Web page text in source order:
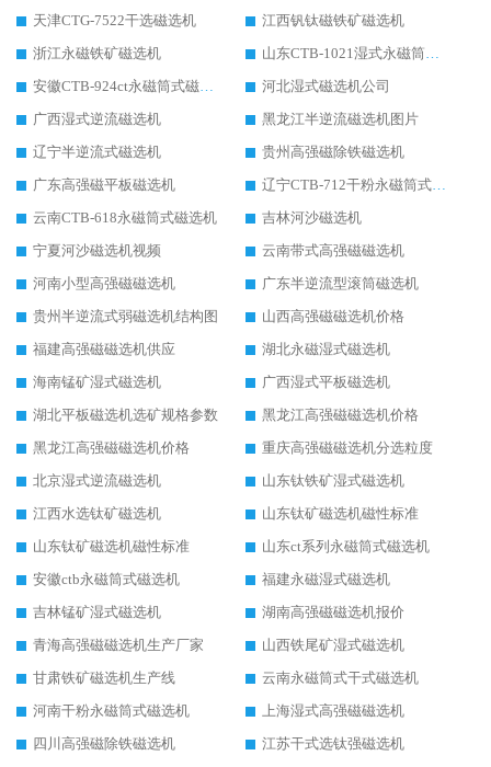
天津CTG-7522干选磁选机
江西钒钛磁铁矿磁选机
浙江永磁铁矿磁选机
山东CTB-1021湿式永磁筒式磁选机
安徽CTB-924ct永磁筒式磁选机
河北湿式磁选机公司
广西湿式逆流磁选机
黑龙江半逆流磁选机图片
辽宁半逆流式磁选机
贵州高强磁除铁磁选机
广东高强磁平板磁选机
辽宁CTB-712干粉永磁筒式磁选机
云南CTB-618永磁筒式磁选机
吉林河沙磁选机
宁夏河沙磁选机视频
云南带式高强磁磁选机
河南小型高强磁磁选机
广东半逆流型滚筒磁选机
贵州半逆流式弱磁选机结构图
山西高强磁磁选机价格
福建高强磁磁选机供应
湖北永磁湿式磁选机
海南锰矿湿式磁选机
广西湿式平板磁选机
湖北平板磁选机选矿规格参数
黑龙江高强磁磁选机价格
黑龙江高强磁磁选机价格
重庆高强磁磁选机分选粒度
北京湿式逆流磁选机
山东钛铁矿湿式磁选机
江西水选钛矿磁选机
山东钛矿磁选机磁性标准
山东钛矿磁选机磁性标准
山东ct系列永磁筒式磁选机
安徽ctb永磁筒式磁选机
福建永磁湿式磁选机
吉林锰矿湿式磁选机
湖南高强磁磁选机报价
青海高强磁磁选机生产厂家
山西铁尾矿湿式磁选机
甘肃铁矿磁选机生产线
云南永磁筒式干式磁选机
河南干粉永磁筒式磁选机
上海湿式高强磁磁选机
四川高强磁除铁磁选机
江苏干式选钛强磁选机